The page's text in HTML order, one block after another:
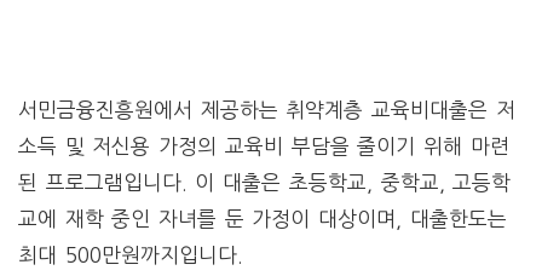
서민금융진흥원에서 제공하는 취약계층 교육비대출은 저
소득 및 저신용 가정의 교육비 부담을 줄이기 위해 마련
된 프로그램입니다. 이 대출은 초등학교, 중학교, 고등학
교에 재학 중인 자녀를 둔 가정이 대상이며, 대출한도는
최대 500만원까지입니다.